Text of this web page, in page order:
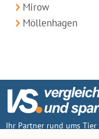
Mirow
Möllenhagen
Ihr Partner rund ums Tier